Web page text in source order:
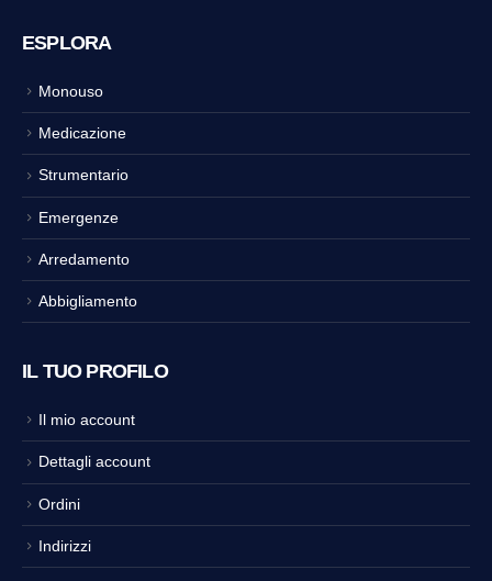
ESPLORA
Monouso
Medicazione
Strumentario
Emergenze
Arredamento
Abbigliamento
IL TUO PROFILO
Il mio account
Dettagli account
Ordini
Indirizzi